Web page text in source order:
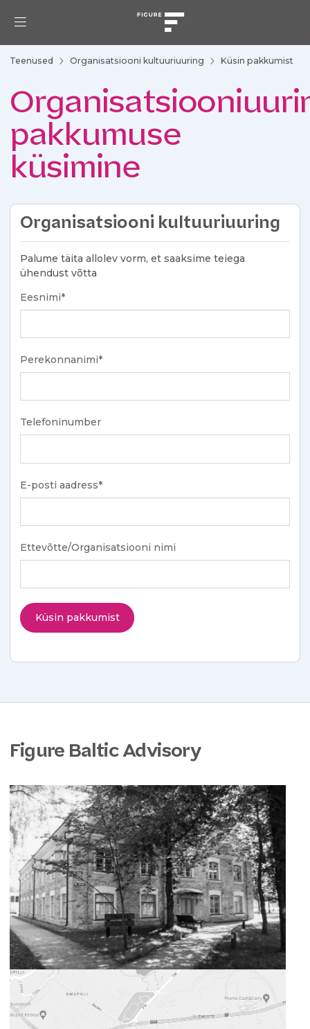
Teenused Organisatsiooni kultuuriuuring Küsin pakkumist
pakkumuse
küsimine
Organisatsiooni kultuuriuuring
Palume täita allolev vorm, et saaksime teiega
ühendust võtta
Eesnimi*
Perekonnanimi*
Telefoninumber
E-posti aadress*
Ettevõtte/Organisatsiooni nimi
Küsin pakkumist
Figure Baltic Advisory